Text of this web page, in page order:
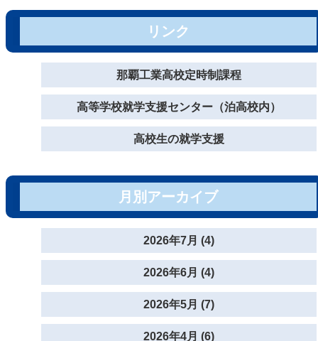
リンク
那覇工業高校定時制課程
高等学校就学支援センター（泊高校内）
高校生の就学支援
月別アーカイブ
2026年7月 (4)
2026年6月 (4)
2026年5月 (7)
2026年4月 (6)